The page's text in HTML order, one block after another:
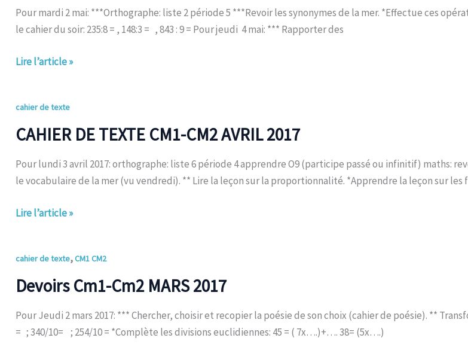
Pour mardi 2 mai: ***Orthographe: liste 2 période 5 ***Revoir les synonymes de la mer. *Effectue ces
le cahier du soir: 235:8 = , 148:3 = , 843 : 9 = Pour jeudi 4 mai: *** Rapporter des
2017
Lire l’article »
cahier de texte
CAHIER DE TEXTE CM1-CM2 AVRIL 2017
Pour lundi 3 avril 2017: orthographe: liste 6 période 4 apprendre O9 (participe passé ou infinitif) maths:
le vocabulaire de la mer (vu vendredi). ** Lire la leçon sur la proportionnalité. *Apprendre la leçon sur les
CAHIER
TEXTE
2017
Lire l’article »
cahier de texte,CM1 CM2
Devoirs Cm1-Cm2 MARS 2017
Pour Jeudi 2 mars 2017: *** Chercher, choisir et recopier la poésie de son choix (cahier de poésie). **
= ; 340/10= ; 254/10 = *Complète les divisions euclidiennes: 45 = ( 7x….)+…. 38= (5x….)
Devoirs
Cm2